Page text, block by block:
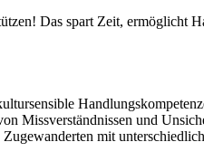
Das spart Zeit,
Missverständnissen und
mit